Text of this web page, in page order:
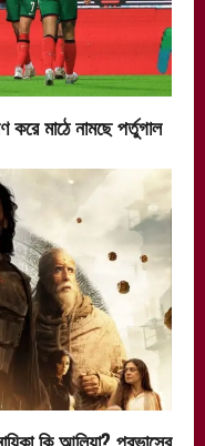
করে মাঠে নামছে পর্তুগাল